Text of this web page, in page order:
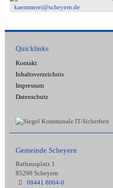
kaemmerei@scheyern.de
Quicklinks
Kontakt
Inhaltsverzeichnis
Impressum
Datenschutz
Gemeinde Scheyern
Rathausplatz 1
85298 Scheyern
08441 8064-0